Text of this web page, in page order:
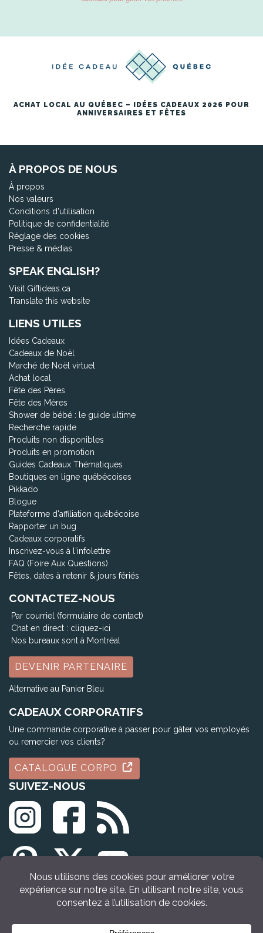
ACHAT LOCAL AU QUÉBEC – IDÉES CADEAUX 2026 POUR
ANNIVERSAIRES ET FÊTES
À PROPOS DE NOUS
À propos
Nos valeurs
Conditions d'utilisation
Politique de confidentialité
Réglage des cookies
Presse & médias
SPEAK ENGLISH?
Visit Giftideas.ca
Translate this website
LIENS UTILES
Idées Cadeaux
Cadeaux de Noël
Marché de Noël virtuel
Achat local
Fête des Pères
Fête des Mères
Shower de bébé : le guide ultime
Recherche rapide
Produits non disponibles
Produits en promotion
Guides Cadeaux Thématiques
Boutiques en ligne québécoises
Pikkado
Blogue
Plateforme d'affiliation québécoise
Rapporter un bug
Cadeaux corporatifs
Inscrivez-vous à l'infolettre
FAQ (Foire Aux Questions)
Fêtes, dates à retenir & jours fériés
CONTACTEZ-NOUS
Par courriel (formulaire de contact)
Chat en direct : cliquez-ici
Nos bureaux sont à Montréal
DEVENIR PARTENAIRE
Alternative au Panier Bleu
CADEAUX CORPORATIFS
Une commande corporative à passer pour gâter vos employés
ou remercier vos clients?
CATALOGUE CORPO
SUIVEZ-NOUS
© Tous droits réservés Idée Cadeau Québec (2009 - 2026)